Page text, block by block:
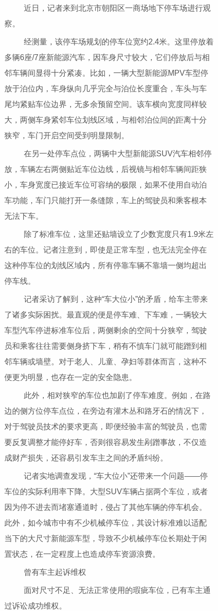
近日，记者来到北京市朝阳区一商场地下停车场进行观
察。
经测量，该停车场规划的停车位宽约2.4米。这里停放着
多辆6座/7座新能源汽车，因车身尺寸较大，它们停放后与相
邻车辆间显得十分紧凑。比如，一辆大型新能源MPV车型停
放于泊位内，车身纵向几乎完全与泊位长度重合，车头与车
尾均紧贴车位边界，无多余预留空间。该车横向宽度同样较
大，两侧车身紧邻车位划线区域，与相邻泊位间的距离十分
狭窄，车门开启空间受到明显限制。
在另一处停车点位，两辆中大型新能源SUV汽车相邻停
放，车辆左右两侧贴近车位边线，后视镜与相邻车辆间距狭
小，车身宽度已接近车位可容纳的极限，如果不使用自动泊
车功能，车门只能打开一条缝隙，车上的驾驶员和乘客根本
无法下车。
除了标准车位，这里还贴墙设立了少数宽度只有1.9米左
右的车位。记者注意到，即使是正常车型，也无法完全停在
这种停车位的划线区域内，所有停靠车辆不靠墙一侧均超出
停车线。
记者采访了解到，这种“车大位小”的矛盾，给车主带来
了诸多实际困扰。最直观的便是停车难、下车难，一辆较大
车型汽车停进标准车位后，两侧剩余的空间十分狭窄，驾驶
员和乘客往往需要侧身挤下车，稍有不慎车门就可能蹭到相
邻车辆或墙壁。对于老人、儿童、孕妇等群体而言，这种不
便更为明显，也存在一定的安全隐患。
此外，相对狭窄的车位也加剧了停车难度。例如，在路
边的侧方位停车点位，在旁边有灌木丛和路牙石的情况下，
对于驾驶员技术的要求更高，即便经验丰富的驾驶员，也需
要反复调整才能停好车，否则很容易发生剐蹭事故，不仅造
成财产损失，还容易引发车主之间的矛盾纠纷。
记者实地调查发现，“车大位小”还带来一个问题——停
车位的实际利用率下降。大型SUV车辆占据两个车位，或者
因为停不进去而堵塞通道时，侵占了其他车辆的停车机会。
此外，如今城市中有不少机械停车位，其设计标准难以适配
当下的大尺寸新能源车型，导致不少机械停车位长期处于闲
置状态，在一定程度上也造成停车资源浪费。
曾有车主起诉维权
面对尺寸不足、无法正常使用的瑕疵车位，已有车主通
过诉讼成功维权。